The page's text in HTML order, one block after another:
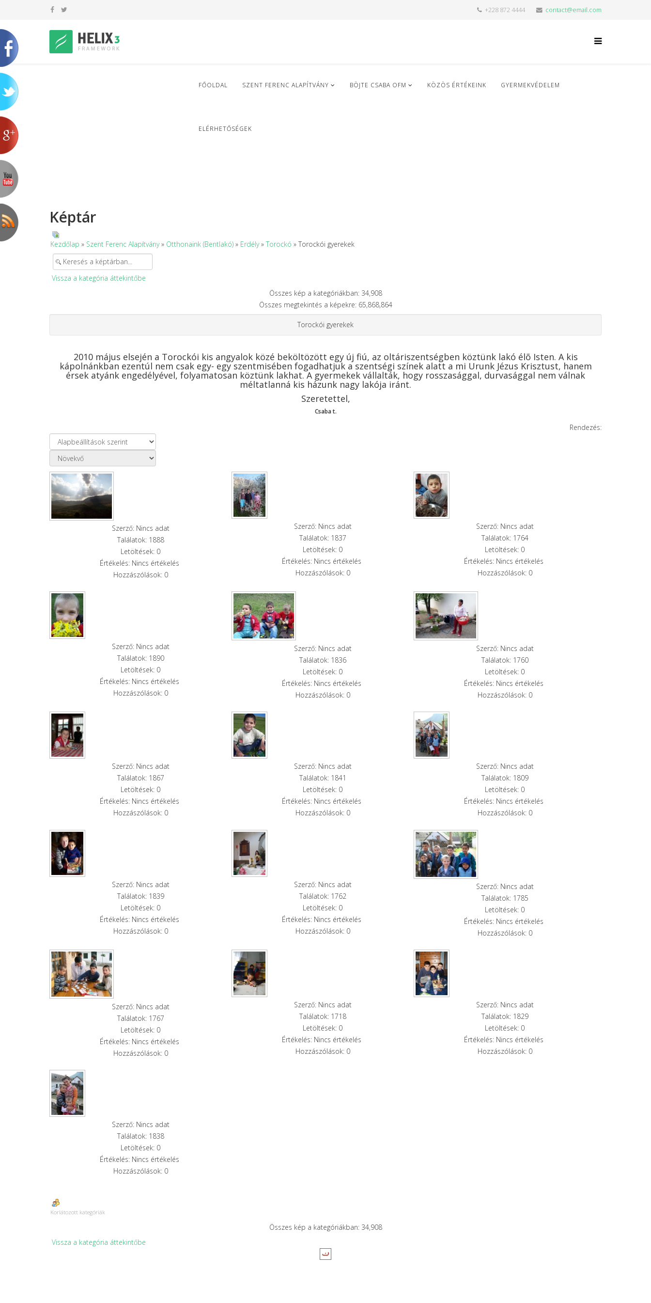
+228 872 4444 contact@email.com
FŐOLDAL SZENT FERENC ALAPÍTVÁNY BÖJTE CSABA OFM KÖZÖS ÉRTÉKEINK GYERMEKVÉDELEM
ELÉRHETŐSÉGEK
Képtár
Kezdőlap » Szent Ferenc Alapítvány» Otthonaink (Bentlakó) » Erdély» Torockó » Torockói gyerekek
Vissza a kategória áttekintőbe
Összes kép a kategóriákban: 34,908
Összes megtekintés a képekre: 65,868,864
Torockói gyerekek
2010 május elsején a Torockói kis angyalok közé beköltözött egy új fiú, az oltáriszentségben köztünk lakó élõ Isten. A kis
kápolnánkban ezentúl nem csak egy- egy szentmisében fogadhatjuk a szentségi színek alatt a mi Urunk Jézus Krisztust, hanem
érsek atyánk engedélyével, folyamatosan köztünk lakhat. A gyermekek vállalták, hogy rosszasággal, durvasággal nem válnak
méltatlanná kis házunk nagy lakója iránt.
Szeretettel,
Csaba t.
Rendezés:
Szerző: Nincs adat
Találatok: 1888
Letöltések: 0
Értékelés: Nincs értékelés
Hozzászólások: 0
Szerző: Nincs adat
Találatok: 1837
Letöltések: 0
Értékelés: Nincs értékelés
Hozzászólások: 0
Szerző: Nincs adat
Találatok: 1764
Letöltések: 0
Értékelés: Nincs értékelés
Hozzászólások: 0
Szerző: Nincs adat
Találatok: 1890
Letöltések: 0
Értékelés: Nincs értékelés
Hozzászólások: 0
Szerző: Nincs adat
Találatok: 1836
Letöltések: 0
Értékelés: Nincs értékelés
Hozzászólások: 0
Szerző: Nincs adat
Találatok: 1760
Letöltések: 0
Értékelés: Nincs értékelés
Hozzászólások: 0
Szerző: Nincs adat
Találatok: 1867
Letöltések: 0
Értékelés: Nincs értékelés
Hozzászólások: 0
Szerző: Nincs adat
Találatok: 1841
Letöltések: 0
Értékelés: Nincs értékelés
Hozzászólások: 0
Szerző: Nincs adat
Találatok: 1809
Letöltések: 0
Értékelés: Nincs értékelés
Hozzászólások: 0
Szerző: Nincs adat
Találatok: 1839
Letöltések: 0
Értékelés: Nincs értékelés
Hozzászólások: 0
Szerző: Nincs adat
Találatok: 1762
Letöltések: 0
Értékelés: Nincs értékelés
Hozzászólások: 0
Szerző: Nincs adat
Találatok: 1785
Letöltések: 0
Értékelés: Nincs értékelés
Hozzászólások: 0
Szerző: Nincs adat
Találatok: 1767
Letöltések: 0
Értékelés: Nincs értékelés
Hozzászólások: 0
Szerző: Nincs adat
Találatok: 1718
Letöltések: 0
Értékelés: Nincs értékelés
Hozzászólások: 0
Szerző: Nincs adat
Találatok: 1829
Letöltések: 0
Értékelés: Nincs értékelés
Hozzászólások: 0
Szerző: Nincs adat
Találatok: 1838
Letöltések: 0
Értékelés: Nincs értékelés
Hozzászólások: 0
Korlátozott kategóriák
Összes kép a kategóriákban: 34,908
Vissza a kategória áttekintőbe